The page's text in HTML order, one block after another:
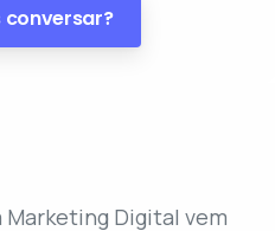
conversar?
Marketing Digital vem